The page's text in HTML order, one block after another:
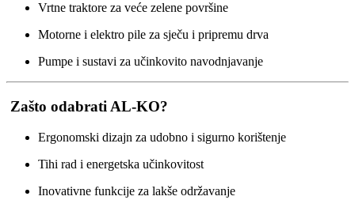
Vrtne traktore za veće zelene površine
Motorne i elektro pile za sječu i pripremu drva
Pumpe i sustavi za učinkovito navodnjavanje
Zašto odabrati AL-KO?
Ergonomski dizajn za udobno i sigurno korištenje
Tihi rad i energetska učinkovitost
Inovativne funkcije za lakše održavanje